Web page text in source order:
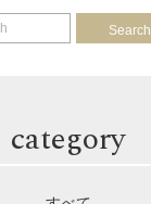
Search
category